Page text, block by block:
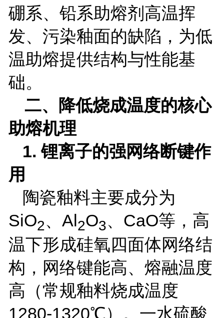
硼系、铅系助熔剂高温挥
发、污染釉面的缺陷，为低
温助熔提供结构与性能基
础。
二、降低烧成温度的核心
助熔机理
1.锂离子的强网络断键作
用
陶瓷釉料主要成分为
SiO2、 Al2O3、 CaO等，高
温下形成硅氧四面体网络结
构，网络键能高、熔融温度
高（常规釉料烧成温度
1280-1320℃）。一水硫酸